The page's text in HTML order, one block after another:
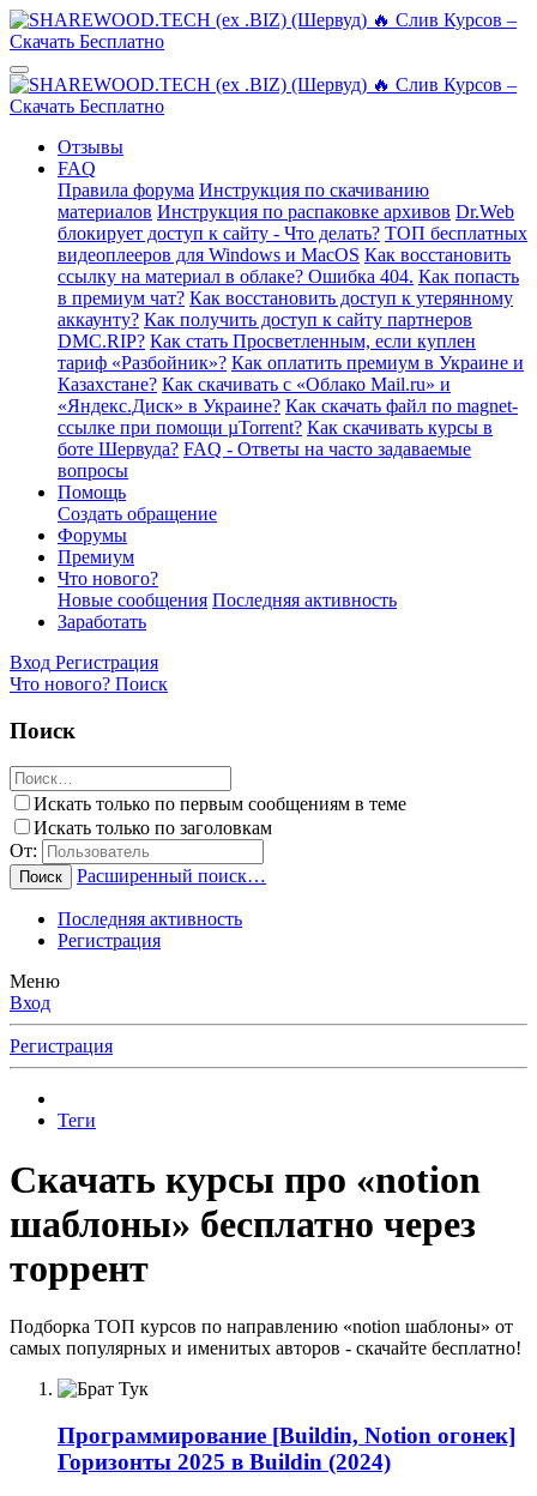
Отзывы
FAQ
Правила форума Инструкция по скачиванию
материалов Инструкция по распаковке архивов Dr.Web
блокирует доступ к сайту - Что делать? ТОП бесплатных
видеоплееров для Windows и MacOS Как восстановить
ссылку на материал в облаке? Ошибка 404. Как попасть
в премиум чат? Как восстановить доступ к утерянному
аккаунту? Как получить доступ к сайту партнеров
DMC.RIP? Как стать Просветленным, если куплен
тариф «Разбойник»? Как оплатить премиум в Украине и
Казахстане? Как скачивать с «Облако Mail.ru» и
«Яндекс.Диск» в Украине? Как скачать файл по magnet-
ссылке при помощи µTorrent? Как скачивать курсы в
боте Шервуда? FAQ - Ответы на часто задаваемые
вопросы
Помощь
Создать обращение
Форумы
Премиум
Что нового?
Новые сообщения Последняя активность
Заработать
Вход Регистрация
Что нового? Поиск
Поиск
Искать только по первым сообщениям в теме
Искать только по заголовкам
От:
Поиск Расширенный поиск…
Последняя активность
Регистрация
Меню
Вход
Регистрация
Теги
Скачать курсы про «notion
шаблоны» бесплатно через
торрент
Подборка ТОП курсов по направлению «notion шаблоны» от
самых популярных и именитых авторов - скачайте бесплатно!
Программирование [Buildin, Notion огонек]
Горизонты 2025 в Buildin (2024)